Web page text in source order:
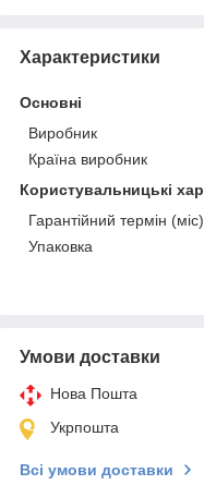
Характеристики
Основні
Виробник
Країна виробник
Користувальницькі
Гарантійний термін (міс)
Упаковка
Умови доставки
Нова Пошта
Укрпошта
Всі умови доставки